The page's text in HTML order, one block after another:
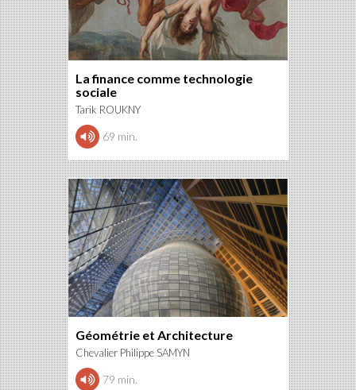
La finance comme technologie
sociale
Tarik ROUKNY
69 min.
Géométrie et Architecture
Chevalier Philippe SAMYN
79 min.